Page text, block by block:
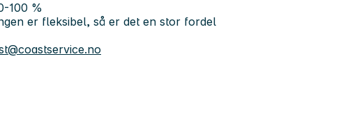
100 %
er fleksibel, så er det en stor fordel